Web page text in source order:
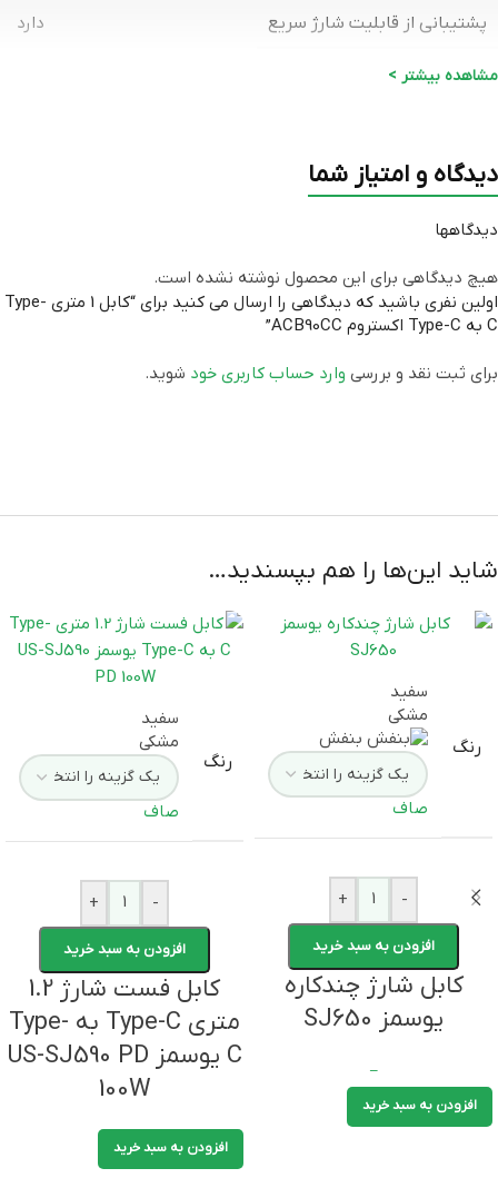
پشتیبانی از قابلیت شارژ سریع دارد
مشاهده بیشتر >
دیدگاه و امتیاز شما
دیدگاهها
هیچ دیدگاهی برای این محصول نوشته نشده است.
اولین نفری باشید که دیدگاهی را ارسال می کنید برای “کابل 1 متری Type-
C به Type-C اکستروم ACB90CC”
برای ثبت نقد و بررسی وارد حساب کاربری خود شوید.
شاید این‌ها را هم بپسندید…
رنگ
سفید
مشکی
بنفش
صاف
-
+
افزودن به سبد خرید
کابل شارژ چندکاره
یوسمز SJ650
–
افزودن به سبد خرید
رنگ
سفید
مشکی
صاف
-
+
افزودن به سبد خرید
کابل فست شارژ 1.2
متری Type-C به Type-
C یوسمز US-SJ590 PD
100W
افزودن به سبد خرید